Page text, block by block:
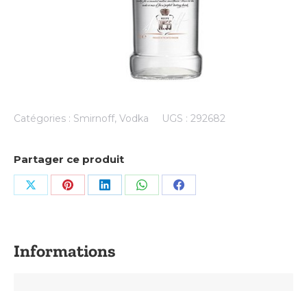
Catégories : Smirnoff, Vodka UGS : 292682
Partager ce produit
Share Share Share Share Share